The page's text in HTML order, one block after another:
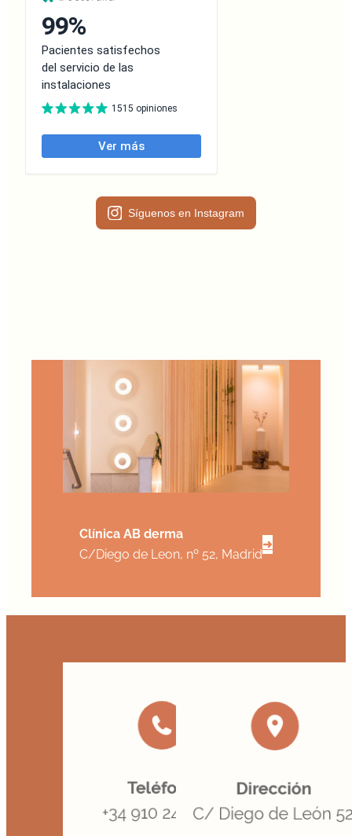
Síguenos en Instagram
Clínica AB derma
C/Diego de Leon, nº 52, Madrid
➜